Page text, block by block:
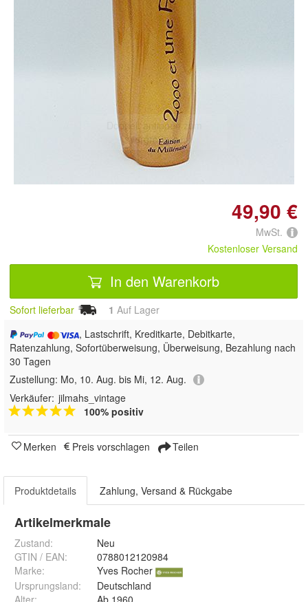
Doppelt antippen zum
vergrößern
49,90 €
MwSt.
Kostenloser Versand
In den Warenkorb
Sofort lieferbar 1 Auf Lager
, Lastschrift, Kreditkarte, Debitkarte,
Ratenzahlung, Sofortüberweisung, Überweisung, Bezahlung nach
30 Tagen
Zustellung: Mo, 10. Aug. bis Mi, 12. Aug.
Verkäufer: jilmahs_vintage
100% positiv
Merken Preis vorschlagen Teilen
Produktdetails Zahlung, Versand & Rückgabe
Artikelmerkmale
Zustand:
Neu
GTIN / EAN:
0788012120984
Marke:
Yves Rocher
Ursprungsland:
Deutschland